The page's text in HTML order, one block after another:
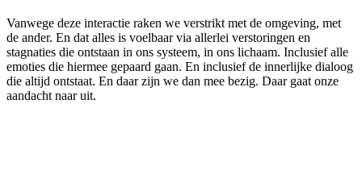
Vanwege deze interactie raken we verstrikt met de omgeving, met
de ander. En dat alles is voelbaar via allerlei verstoringen en
stagnaties die ontstaan in ons systeem, in ons lichaam. Inclusief alle
emoties die hiermee gepaard gaan. En inclusief de innerlijke dialoog
die altijd ontstaat. En daar zijn we dan mee bezig. Daar gaat onze
aandacht naar uit.